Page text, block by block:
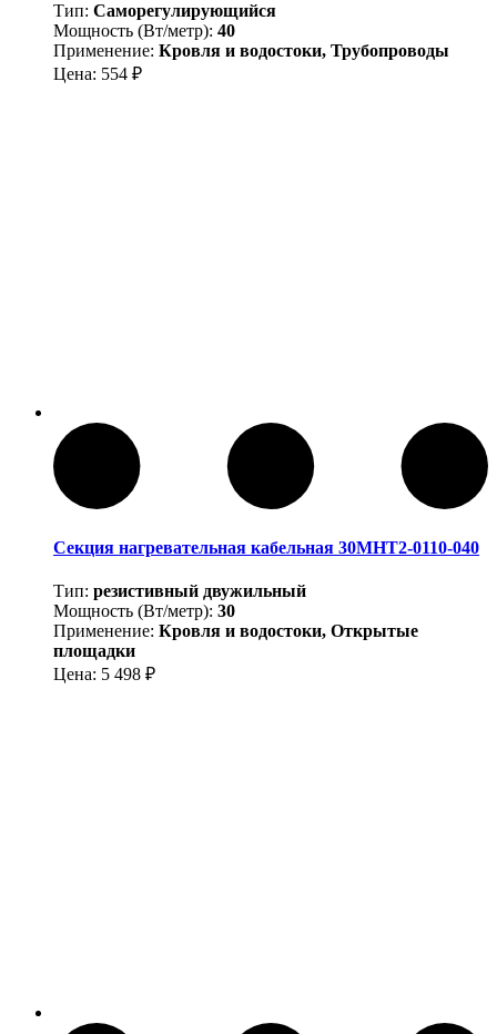
Тип: Саморегулирующийся
Мощность (Вт/метр): 40
Применение: Кровля и водостоки, Трубопроводы
Цена: 554 ₽
Секция нагревательная кабельная 30МНТ2-0110-040
Тип: резистивный двужильный
Мощность (Вт/метр): 30
Применение: Кровля и водостоки, Открытые
площадки
Цена: 5 498 ₽